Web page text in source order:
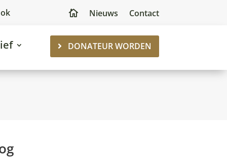
 Nieuws Contact
DONATEUR WORDEN